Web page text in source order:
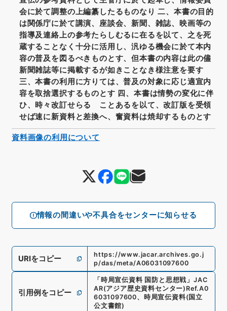
情報の間違いや不具合をセンターに知らせる
会に於て調整の上編纂したるものなり 二、本書の目的
は関係庁に於て講演、座談会、新聞、雑誌、映画等の
指導及連絡上の参考たらしむるに在るを以て、之を死
蔵することなく十分に活用し、汎ゆる機会に於て本内
容の普及を図るべきものとす、但本書の内容は此の儘
新聞雑誌等に掲載するが如きことなき様注意を要す
三、本書の利用に方りては、普及の対象に応じ適宣内
容を取捨選択するものとす 四、本書は情勢の変化に伴
ひ、時々改訂せらるゝことあるを以て、改訂版を受領
せば速に新資料と差換へ、奮資料は焼却するものとす
URIをコピー
https://www.jacar.archives.go.j
p/das/meta/A06031097600
引用例をコピー
「 時局宣伝資料 国防と思想戦 」 JAC
AR(アジア歴史資料センター) Ref.A0
6031097600、 時局宣伝資料(国立
公文書館)
資料画像の利用について